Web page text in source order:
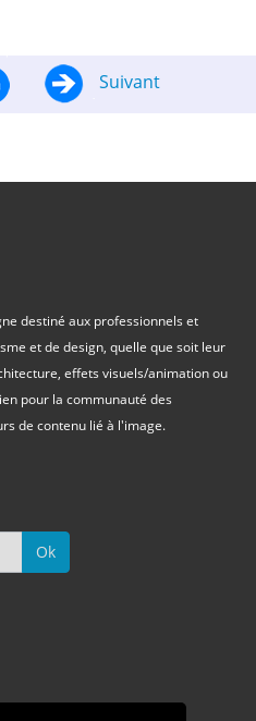
Suivant
destiné aux professionnels et
et de design, quelle que soit leur
effets visuels/animation ou
pour la communauté des
de contenu lié à l'image.
Ok